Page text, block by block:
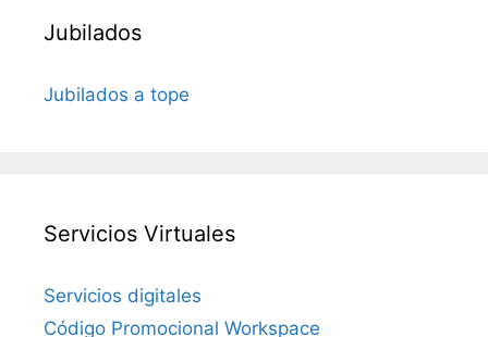
Jubilados
Jubilados a tope
Servicios Virtuales
Servicios digitales
Código Promocional Workspace